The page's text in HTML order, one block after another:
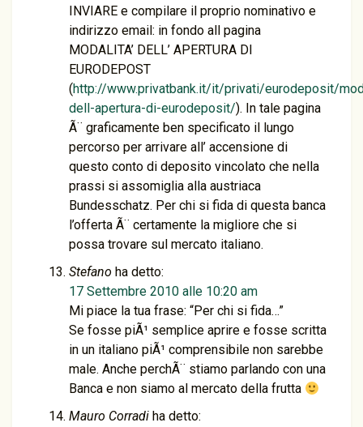
INVIARE e compilare il proprio nominativo e
indirizzo email: in fondo all pagina
MODALITA’ DELL’ APERTURA DI
EURODEPOST
(http://www.privatbank.it/it/privati/eurodeposit/
dell-apertura-di-eurodeposit/). In tale pagina
Ã¨ graficamente ben specificato il lungo
percorso per arrivare all’ accensione di
questo conto di deposito vincolato che nella
prassi si assomiglia alla austriaca
Bundesschatz. Per chi si fida di questa banca
l’offerta Ã¨ certamente la migliore che si
possa trovare sul mercato italiano.
Stefano ha detto:
17 Settembre 2010 alle 10:20 am
Mi piace la tua frase: “Per chi si fida…”
Se fosse piÃ¹ semplice aprire e fosse scritta
in un italiano piÃ¹ comprensibile non sarebbe
male. Anche perchÃ¨ stiamo parlando con una
Banca e non siamo al mercato della frutta
Mauro Corradi ha detto: